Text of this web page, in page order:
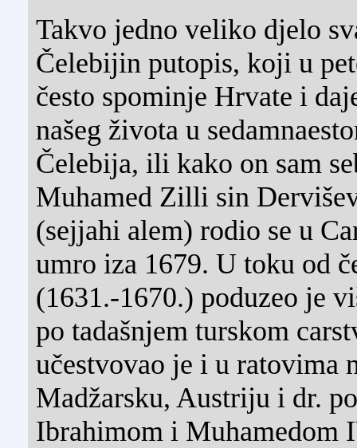
Takvo jedno veliko djelo
Čelebijin putopis, koji u
često spominje Hrvate i
našeg života u
Čelebija, ili kako on sam
Muhamed Zilli sin
(sejjahi alem) rodio se u
umro iza 1679. U toku od
(1631.-1670.) poduzeo je
po tadašnjem turskom
učestvovao je i u ratovima
Madžarsku, Austriju i dr.
Ibrahimom i Muhamedom